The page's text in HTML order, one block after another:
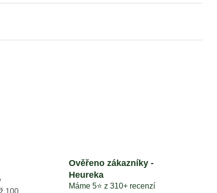
100
Ověřeno zákazníky -
Heureka
Máme 5⭐️ z 310+ recenzí
MINI AWD LIDAR
1699